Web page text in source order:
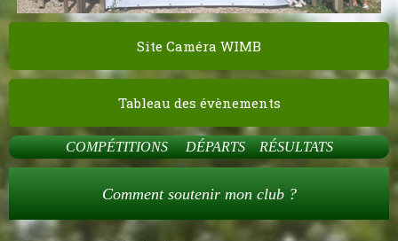
Site Caméra WIMB
Tableau des évènements
COMPÉTITIONSDÉPARTS RÉSULTATS
Comment soutenir mon club ?